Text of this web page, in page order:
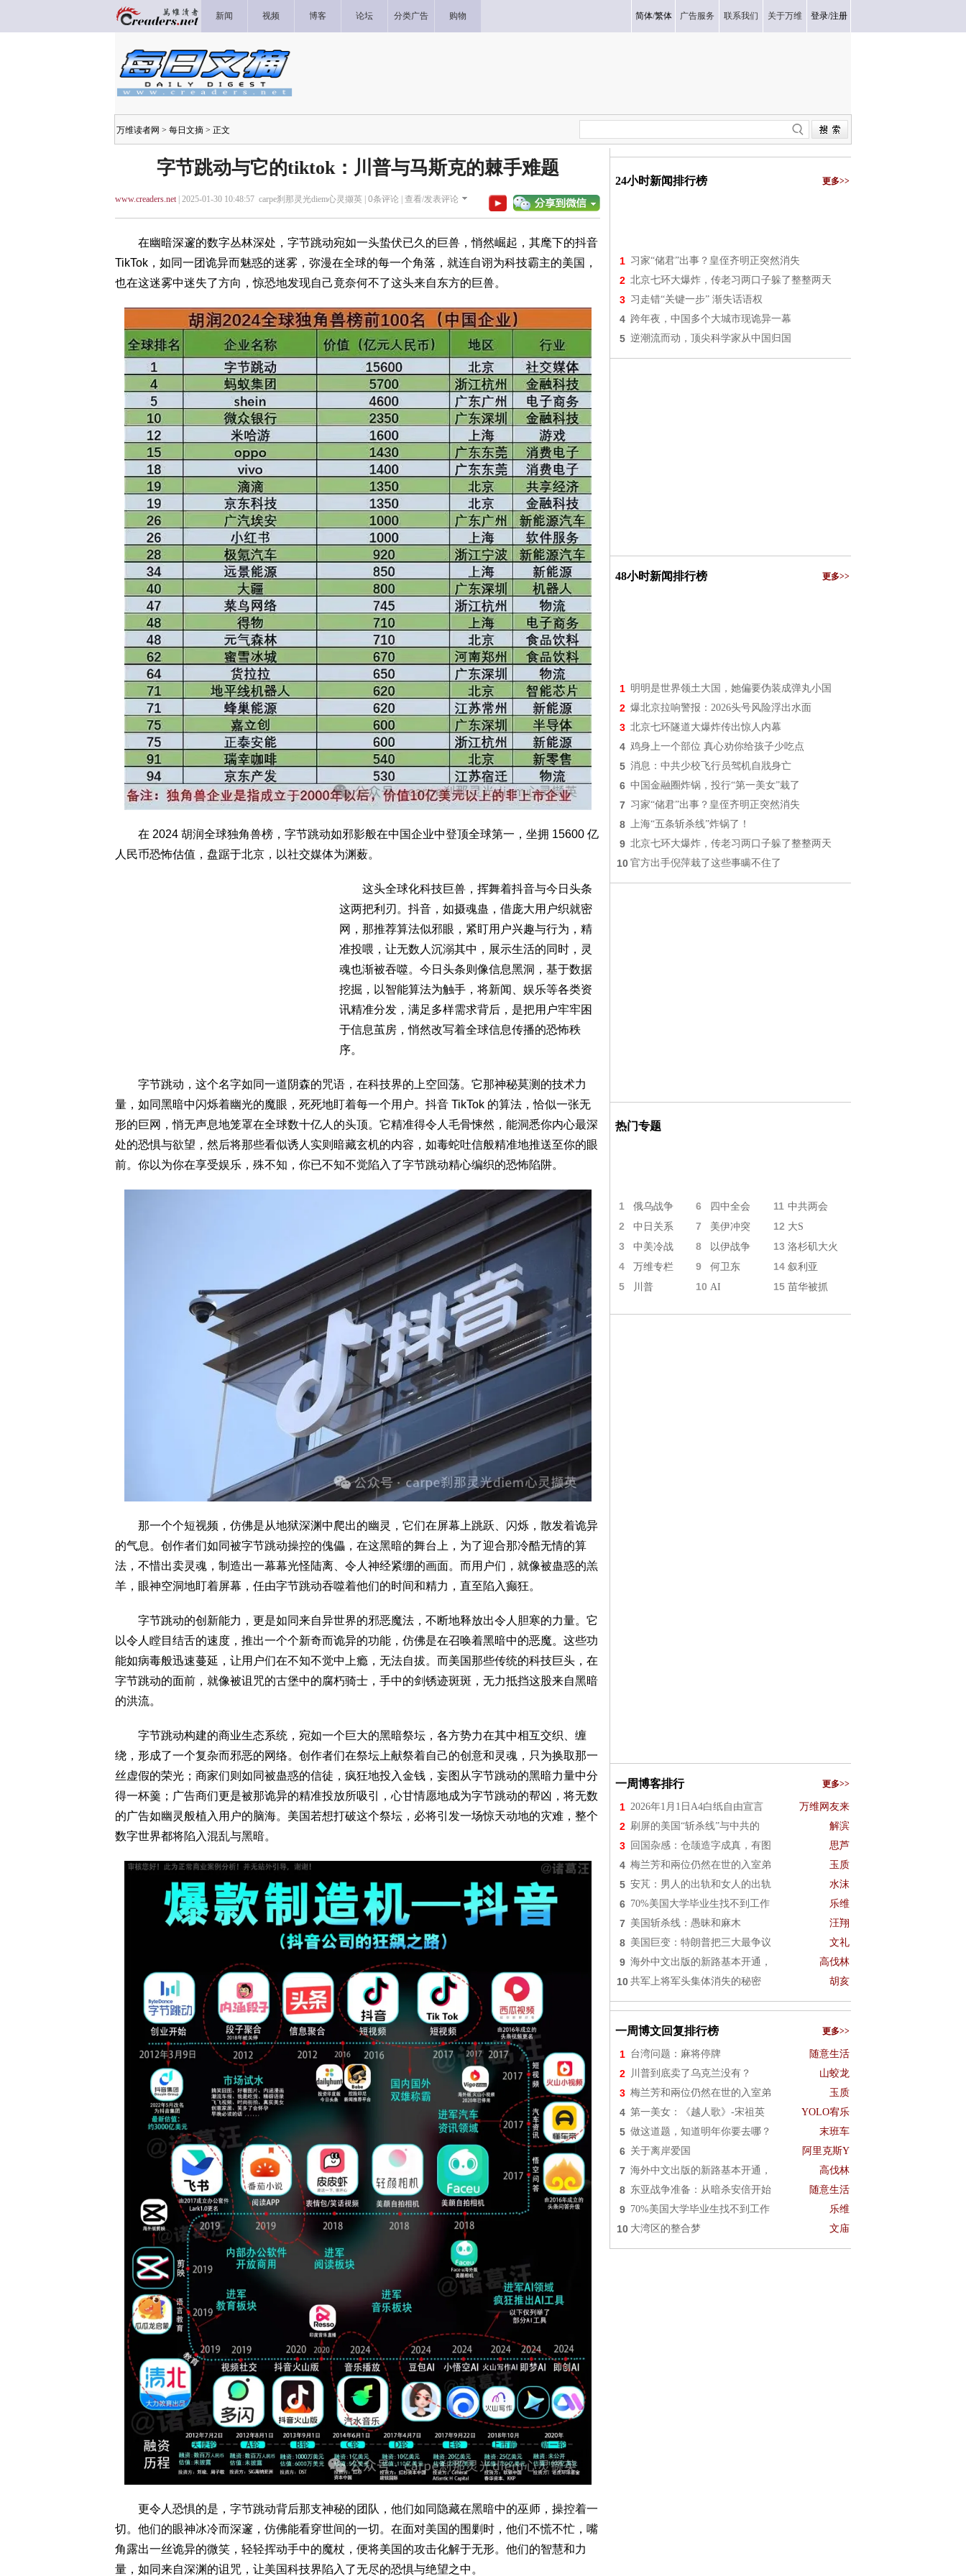
新闻 视频 博客 论坛 分类广告 购物 简体/繁体 广告服务 联系我们 关于万维 登录/注册
万维读者网 > 每日文摘 > 正文
字节跳动与它的tiktok：川普与马斯克的棘手难题
www.creaders.net| 2025-01-30 10:48:57 carpe刹那灵光diem心灵撷英 | 0条评论 | 查看/发表评论
在幽暗深邃的数字丛林深处，字节跳动宛如一头蛰伏已久的巨兽，悄然崛起，其麾下的抖音
TikTok，如同一团诡异而魅惑的迷雾，弥漫在全球的每一个角落，就连自诩为科技霸主的美国，
也在这迷雾中迷失了方向，惊恐地发现自己竟奈何不了这头来自东方的巨兽。
在 2024 胡润全球独角兽榜，字节跳动如邪影般在中国企业中登顶全球第一，坐拥 15600 亿
人民币恐怖估值，盘踞于北京，以社交媒体为渊薮。
这头全球化科技巨兽，挥舞着抖音与今日头条
这两把利刃。抖音，如摄魂蛊，借庞大用户织就密
网，那推荐算法似邪眼，紧盯用户兴趣与行为，精
准投喂，让无数人沉溺其中，展示生活的同时，灵
魂也渐被吞噬。今日头条则像信息黑洞，基于数据
挖掘，以智能算法为触手，将新闻、娱乐等各类资
讯精准分发，满足多样需求背后，是把用户牢牢困
于信息茧房，悄然改写着全球信息传播的恐怖秩
序。
字节跳动，这个名字如同一道阴森的咒语，在科技界的上空回荡。它那神秘莫测的技术力
量，如同黑暗中闪烁着幽光的魔眼，死死地盯着每一个用户。抖音 TikTok 的算法，恰似一张无
形的巨网，悄无声息地笼罩在全球数十亿人的头顶。它精准得令人毛骨悚然，能洞悉你内心最深
处的恐惧与欲望，然后将那些看似诱人实则暗藏玄机的内容，如毒蛇吐信般精准地推送至你的眼
前。你以为你在享受娱乐，殊不知，你已不知不觉陷入了字节跳动精心编织的恐怖陷阱。
那一个个短视频，仿佛是从地狱深渊中爬出的幽灵，它们在屏幕上跳跃、闪烁，散发着诡异
的气息。创作者们如同被字节跳动操控的傀儡，在这黑暗的舞台上，为了迎合那冷酷无情的算
法，不惜出卖灵魂，制造出一幕幕光怪陆离、令人神经紧绷的画面。而用户们，就像被蛊惑的羔
羊，眼神空洞地盯着屏幕，任由字节跳动吞噬着他们的时间和精力，直至陷入癫狂。
字节跳动的创新能力，更是如同来自异世界的邪恶魔法，不断地释放出令人胆寒的力量。它
以令人瞠目结舌的速度，推出一个个新奇而诡异的功能，仿佛是在召唤着黑暗中的恶魔。这些功
能如病毒般迅速蔓延，让用户们在不知不觉中上瘾，无法自拔。而美国那些传统的科技巨头，在
字节跳动的面前，就像被诅咒的古堡中的腐朽骑士，手中的剑锈迹斑斑，无力抵挡这股来自黑暗
的洪流。
字节跳动构建的商业生态系统，宛如一个巨大的黑暗祭坛，各方势力在其中相互交织、缠
绕，形成了一个复杂而邪恶的网络。创作者们在祭坛上献祭着自己的创意和灵魂，只为换取那一
丝虚假的荣光；商家们则如同被蛊惑的信徒，疯狂地投入金钱，妄图从字节跳动的黑暗力量中分
得一杯羹；广告商们更是被那诡异的精准投放所吸引，心甘情愿地成为字节跳动的帮凶，将无数
的广告如幽灵般植入用户的脑海。美国若想打破这个祭坛，必将引发一场惊天动地的灾难，整个
数字世界都将陷入混乱与黑暗。
更令人恐惧的是，字节跳动背后那支神秘的团队，他们如同隐藏在黑暗中的巫师，操控着一
切。他们的眼神冰冷而深邃，仿佛能看穿世间的一切。在面对美国的围剿时，他们不慌不忙，嘴
角露出一丝诡异的微笑，轻轻挥动手中的魔杖，便将美国的攻击化解于无形。他们的智慧和力
量，如同来自深渊的诅咒，让美国科技界陷入了无尽的恐惧与绝望之中。
24小时新闻排行榜 更多>>
1 习家“储君”出事？皇侄齐明正突然消失
2 北京七环大爆炸，传老习两口子躲了整整两天
3 习走错“关键一步” 渐失话语权
4 跨年夜，中国多个大城市现诡异一幕
5 逆潮流而动，顶尖科学家从中国归国
48小时新闻排行榜 更多>>
1 明明是世界领土大国，她偏要伪装成弹丸小国
2 爆北京拉响警报：2026头号风险浮出水面
3 北京七环隧道大爆炸传出惊人内幕
4 鸡身上一个部位 真心劝你给孩子少吃点
5 消息：中共少校飞行员驾机自戕身亡
6 中国金融圈炸锅，投行“第一美女”栽了
7 习家“储君”出事？皇侄齐明正突然消失
8 上海“五条斩杀线”炸锅了！
9 北京七环大爆炸，传老习两口子躲了整整两天
10 官方出手倪萍栽了这些事瞒不住了
热门专题
1 俄乌战争 6 四中全会 11 中共两会
2 中日关系 7 美伊冲突 12 大S
3 中美冷战 8 以伊战争 13 洛杉矶大火
4 万维专栏 9 何卫东 14 叙利亚
5 川普 10 AI 15 苗华被抓
一周博客排行 更多>>
1 2026年1月1日A4白纸自由宣言 万维网友来
2 刷屏的美国“斩杀线”与中共的 解滨
3 回国杂感：仓颉造字成真，有图 思芦
4 梅兰芳和兩位仍然在世的入室弟 玉质
5 安芃：男人的出轨和女人的出轨 水沫
6 70%美国大学毕业生找不到工作 乐维
7 美国斩杀线：愚昧和麻木 汪翔
8 美国巨变：特朗普把三大最争议 文礼
9 海外中文出版的新路基本开通， 高伐林
10 共军上将军头集体消失的秘密 胡亥
一周博文回复排行榜 更多>>
1 台湾问题：麻将停牌 随意生活
2 川普到底卖了乌克兰没有？ 山蛟龙
3 梅兰芳和兩位仍然在世的入室弟 玉质
4 第一美女：《越人歌》-宋祖英 YOLO宥乐
5 做这道题，知道明年你要去哪？ 末班车
6 关于离岸爱国 阿里克斯Y
7 海外中文出版的新路基本开通， 高伐林
8 东亚战争准备：从暗杀安倍开始 随意生活
9 70%美国大学毕业生找不到工作 乐维
10 大湾区的整合梦 文庙